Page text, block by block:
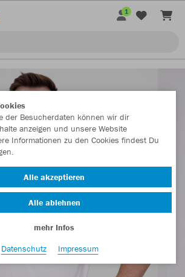
1
der Besucherdaten können wir dir
anzeigen und unsere Website
Informationen zu den Cookies findest Du
Alle akzeptieren
Alle ablehnen
mehr Infos
Datenschutz
Impressum